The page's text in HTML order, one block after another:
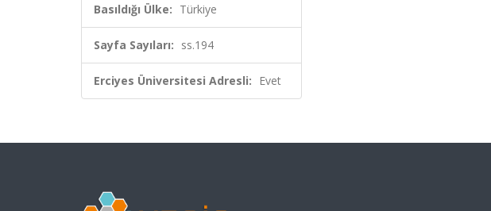
Basıldığı Ülke: Türkiye
Sayfa Sayıları: ss.194
Erciyes Üniversitesi Adresli: Evet